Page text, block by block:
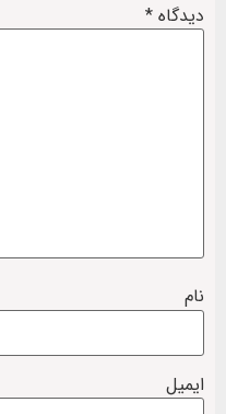
دیدگاه *
نام
ایمیل